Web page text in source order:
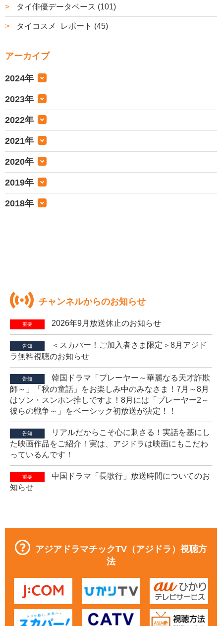
タイ俳優データベース (101)
タイコスメ_レポート (45)
アーカイブ
2024年
2023年
2022年
2021年
2020年
2019年
2018年
チャンネルからのお知らせ
重要 2026年9月放送休止のお知らせ
告知
＜スカパー！ご加入者さま限定＞8月アジド
ラ無料視聴のお知らせ
告知
韓国ドラマ「プレーヤー～華麗なる天才詐欺
師～」「秋の童話」をお楽しみ中のみなさま！7月～8月
はソン・スンホン推しですよ！8月には「プレーヤー2～
彼らの戦争～」をベーシック初放送が決定！！
告知
リアルだからこそ心に刺さる！実話を基にし
た映画作品をご紹介！実は、アジドラは映画にもこだわ
っているんです！
重要
中国ドラマ「長歌行」放送時間についてのお
知らせ
アジアドラマチックTV（アジドラ）視聴方
法